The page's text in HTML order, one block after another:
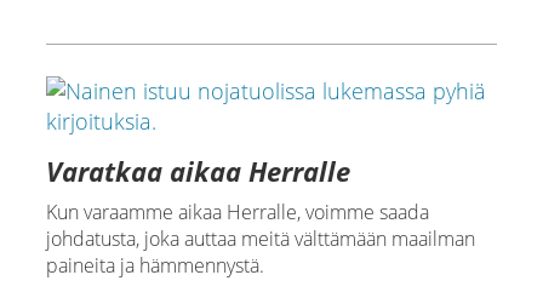
Varatkaa aikaa Herralle
Kun varaamme aikaa Herralle, voimme saada
johdatusta, joka auttaa meitä välttämään maailman
paineita ja hämmennystä.